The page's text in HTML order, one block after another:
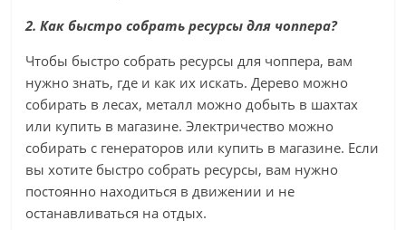
2. Как быстро собрать ресурсы для чоппера?
Чтобы быстро собрать ресурсы для чоппера, вам
нужно знать, где и как их искать. Дерево можно
собирать в лесах, металл можно добыть в шахтах
или купить в магазине. Электричество можно
собирать с генераторов или купить в магазине. Если
вы хотите быстро собрать ресурсы, вам нужно
постоянно находиться в движении и не
останавливаться на отдых.